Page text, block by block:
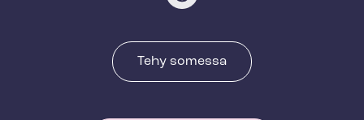
Tehy somessa